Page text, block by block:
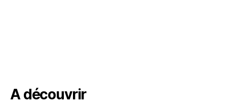
A découvrir